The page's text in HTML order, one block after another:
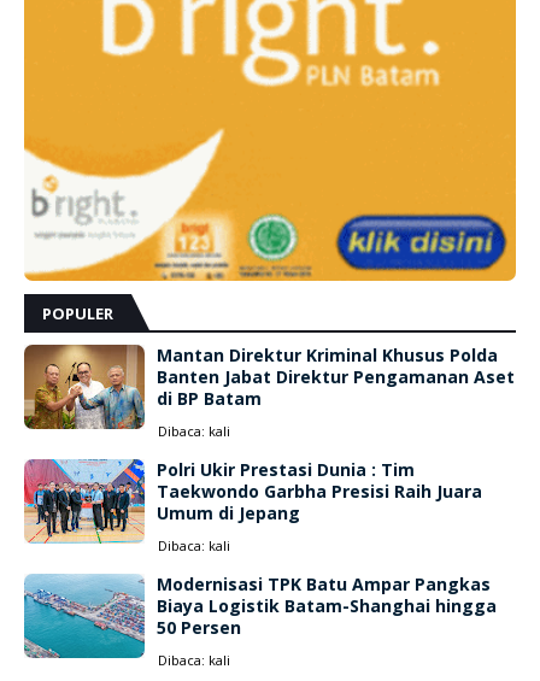
POPULER
Mantan Direktur Kriminal Khusus Polda
Banten Jabat Direktur Pengamanan Aset
di BP Batam
Dibaca: kali
Polri Ukir Prestasi Dunia : Tim
Taekwondo Garbha Presisi Raih Juara
Umum di Jepang
Dibaca: kali
Modernisasi TPK Batu Ampar Pangkas
Biaya Logistik Batam-Shanghai hingga
50 Persen
Dibaca: kali